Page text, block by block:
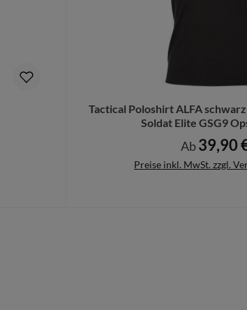
Euren Vorschlag kostenlos.
Tactical Poloshirt ALFA
Soldat Elite GSG9
Regulärer
Ab39,90
Preise inkl. MwSt. zzgl.